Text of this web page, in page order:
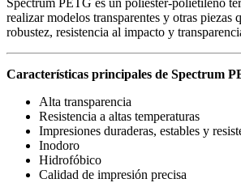
Spectrum PETG es un poliéster-polietileno
realizar modelos transparentes y otras piezas
robustez, resistencia al impacto y
Características principales de Spectrum
Alta transparencia
Resistencia a altas temperaturas
Impresiones duraderas, estables y
Inodoro
Hidrofóbico
Calidad de impresión precisa